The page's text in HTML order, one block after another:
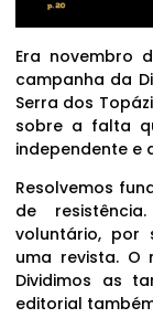
Era novembro
campanha da
Serra dos
sobre a falta
independente e
Resolvemos
de
voluntário, por
uma revista. O
Dividimos as
editorial